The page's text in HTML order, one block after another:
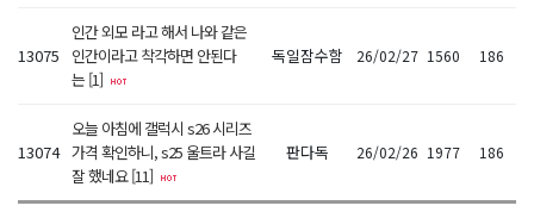
13075
인간 외모 라고 해서 나와 같은
인간이라고 착각하면 안된다
는 [1]
독일잠수함 26/02/27 1560 186
13074
오늘 아침에 갤럭시 s26 시리즈
가격 확인하니, s25 울트라 사길
잘 했네요 [11]
판다독 26/02/26 1977 186